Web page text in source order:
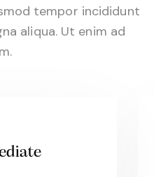
tempor incididunt
aliqua. Ut enim ad